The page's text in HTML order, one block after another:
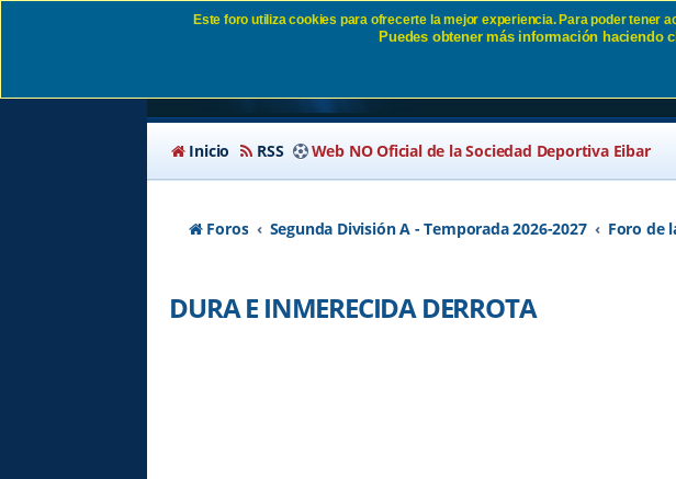
DURA E INMERECIDA
Inicio RSS Web NO Oficial de la Sociedad Deportiva Eibar
Foros Segunda División A - Temporada 2026-2027 Foro de
DURA E INMERECIDA DERROTA
Este foro utiliza cookies para ofrecerte la mejor experiencia. Para poder tener
Puedes obtener más información haciendo